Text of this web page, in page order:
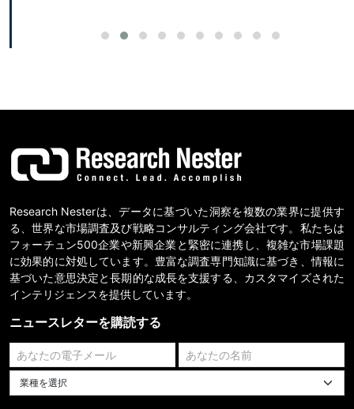
Research Nesterは、データに基づいた洞察を複数の業界に提供す
る、世界な市場調査及び戦略コンサルティング会社です。私たちは
フォーチュン500企業や新興企業と緊密に連携し、複雑な市場課題
に効果的に対処しています。豊富な調査専門知識に基づき、情報に
基づいた意思決定と長期的な成長を支援する、カスタマイズされた
インテリジェンスを提供しています。
ニュースレターを購読する
業種を選択してください